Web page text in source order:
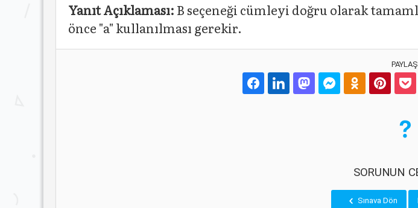
Yanıt Açıklaması: B seçeneği cümleyi doğru olarak
önce "a" kullanılması gerekir.
SORUNUN
Sınava Dön